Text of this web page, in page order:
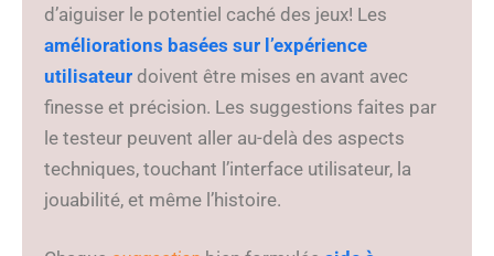
d’aiguiser le potentiel caché des jeux! Les
améliorations basées sur l’expérience
utilisateur doivent être mises en avant avec
finesse et précision. Les suggestions faites par
le testeur peuvent aller au-delà des aspects
techniques, touchant l’interface utilisateur, la
jouabilité, et même l’histoire.